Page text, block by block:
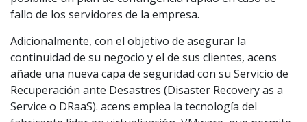
fallo de los servidores de la empresa.
Adicionalmente, con el objetivo de asegurar la
continuidad de su negocio y el de sus clientes, acens
añade una nueva capa de seguridad con su Servicio de
Recuperación ante Desastres (Disaster Recovery as a
Service o DRaaS). acens emplea la tecnología del